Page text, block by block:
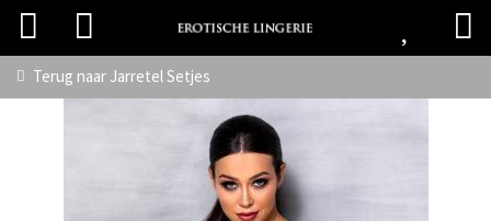
Terug naar Jarretel Setjes